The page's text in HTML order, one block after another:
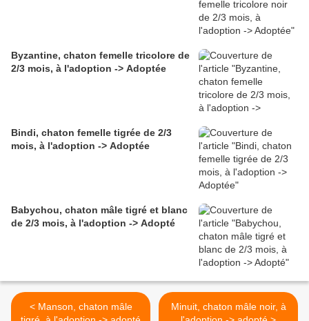
Byzantine, chaton femelle tricolore de
2/3 mois, à l'adoption -> Adoptée
Bindi, chaton femelle tigrée de 2/3
mois, à l'adoption -> Adoptée
Babychou, chaton mâle tigré et blanc
de 2/3 mois, à l'adoption -> Adopté
< Manson, chaton mâle
Minuit, chaton mâle noir, à